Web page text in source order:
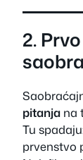
2.
pitanja na
Tu
prvenstvo